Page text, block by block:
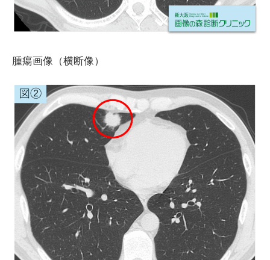
腫瘍画像（横断像）